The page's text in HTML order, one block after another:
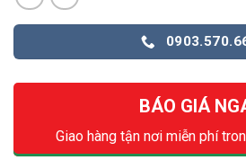
BÁO GIÁ
Giao hàng tận nơi miễn phí